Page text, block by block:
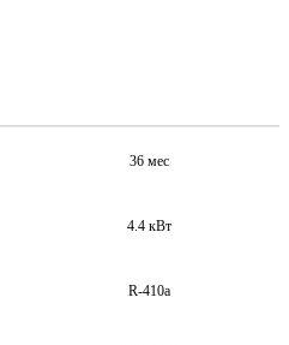
36 мес
4.4 кВт
R-410a